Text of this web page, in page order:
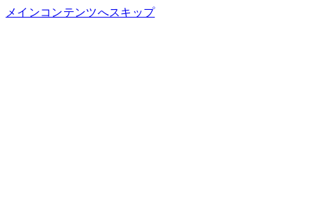
メインコンテンツへスキップ